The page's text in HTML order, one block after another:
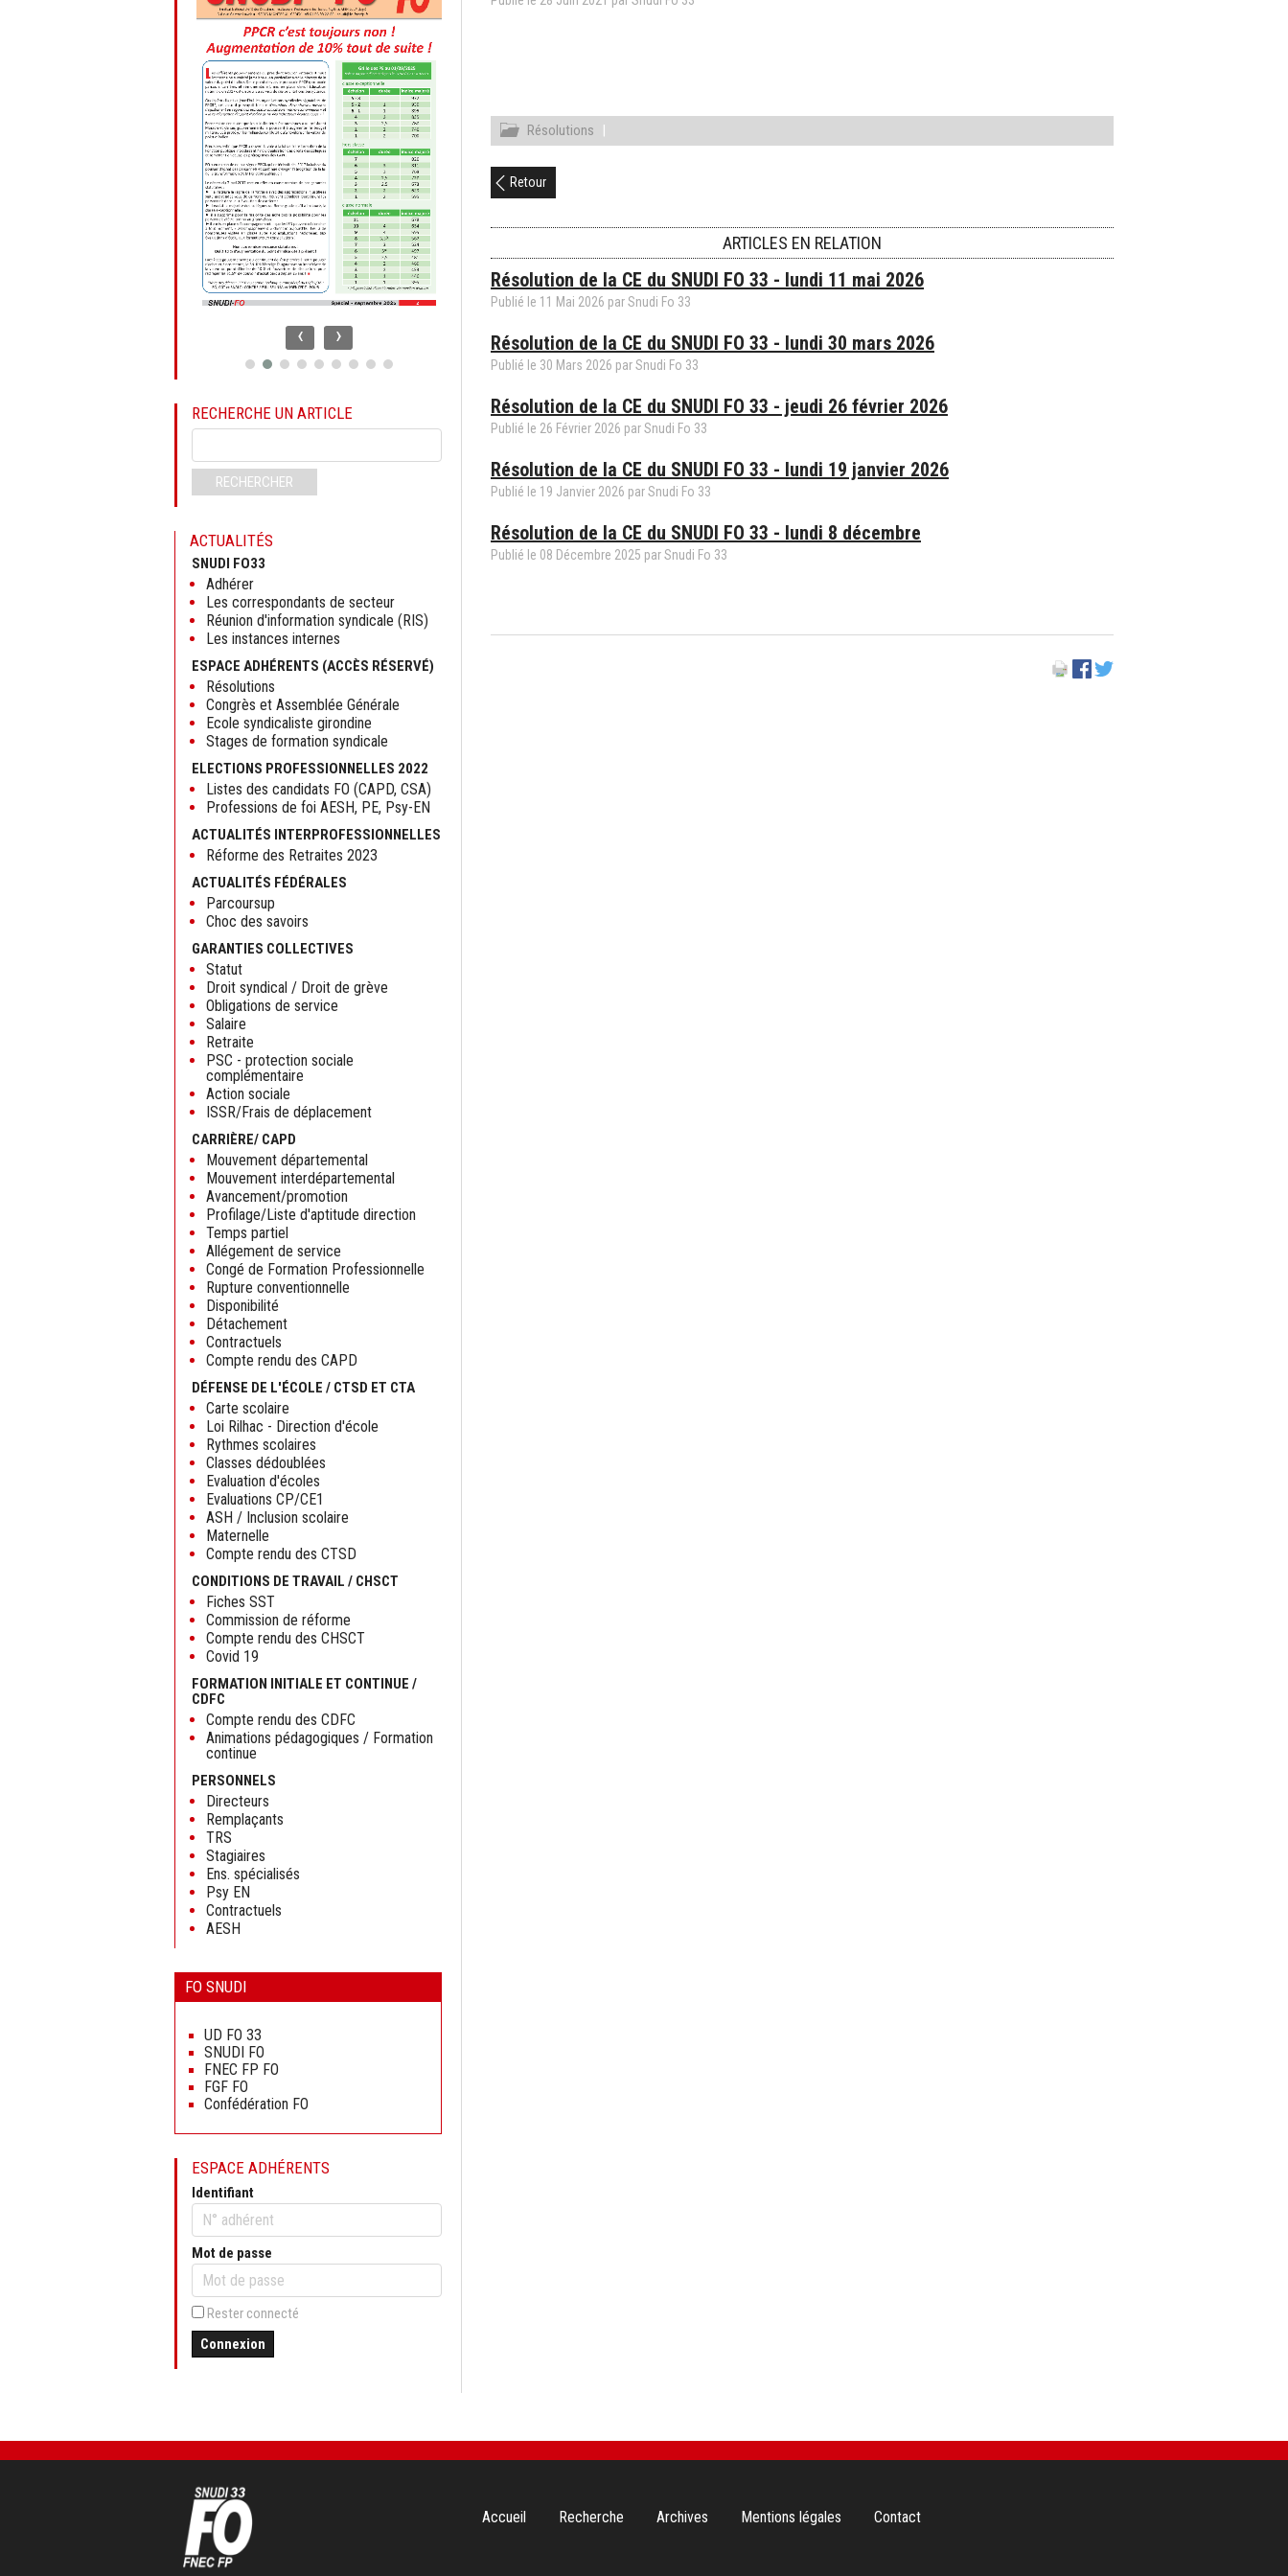
Résolutions |
Retour
ARTICLES EN RELATION
Résolution de la CE du SNUDI FO 33 - lundi 11 mai 2026
Publié le 11 Mai 2026 parSnudi Fo 33
Résolution de la CE du SNUDI FO 33 - lundi 30 mars 2026
Publié le 30 Mars 2026 parSnudi Fo 33
Résolution de la CE du SNUDI FO 33 - jeudi 26 février 2026
Publié le 26 Février 2026 parSnudi Fo 33
Résolution de la CE du SNUDI FO 33 - lundi 19 janvier 2026
Publié le 19 Janvier 2026 parSnudi Fo 33
Résolution de la CE du SNUDI FO 33 - lundi 8 décembre
Publié le 08 Décembre 2025 parSnudi Fo 33
‹ ›
RECHERCHE UN ARTICLE
clés
RECHERCHER
ACTUALITÉS
SNUDI FO33
Adhérer
Les correspondants de secteur
Réunion d'information syndicale (RIS)
Les instances internes
ESPACE ADHÉRENTS (ACCÈS RÉSERVÉ)
Résolutions
Congrès et Assemblée Générale
Ecole syndicaliste girondine
Stages de formation syndicale
ELECTIONS PROFESSIONNELLES 2022
Listes des candidats FO (CAPD, CSA)
Professions de foi AESH, PE, Psy-EN
ACTUALITÉS INTERPROFESSIONNELLES
Réforme des Retraites 2023
ACTUALITÉS FÉDÉRALES
Parcoursup
Choc des savoirs
GARANTIES COLLECTIVES
Statut
Droit syndical / Droit de grève
Obligations de service
Salaire
Retraite
PSC - protection sociale
complémentaire
Action sociale
ISSR/Frais de déplacement
CARRIÈRE/ CAPD
Mouvement départemental
Mouvement interdépartemental
Avancement/promotion
Profilage/Liste d'aptitude direction
Temps partiel
Allégement de service
Congé de Formation Professionnelle
Rupture conventionnelle
Disponibilité
Détachement
Contractuels
Compte rendu des CAPD
DÉFENSE DE L'ÉCOLE / CTSD ET CTA
Carte scolaire
Loi Rilhac - Direction d'école
Rythmes scolaires
Classes dédoublées
Evaluation d'écoles
Evaluations CP/CE1
ASH / Inclusion scolaire
Maternelle
Compte rendu des CTSD
CONDITIONS DE TRAVAIL / CHSCT
Fiches SST
Commission de réforme
Compte rendu des CHSCT
Covid 19
FORMATION INITIALE ET CONTINUE /
CDFC
Compte rendu des CDFC
Animations pédagogiques / Formation
continue
PERSONNELS
Directeurs
Remplaçants
TRS
Stagiaires
Ens. spécialisés
Psy EN
Contractuels
AESH
FO SNUDI
contenu
UD FO 33
SNUDI FO
FNEC FP FO
FGF FO
Confédération FO
ESPACE ADHÉRENTS
Identifiant
Mot de passe
Rester connecté
Connexion
Aller
Accueil Recherche Archives Mentions légales Contact